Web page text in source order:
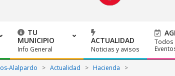
TU
MUNICIPIO
Info General
ACTUALIDAD
Noticias y avisos
Todos
Alalpardo > Actualidad > Hacienda
>